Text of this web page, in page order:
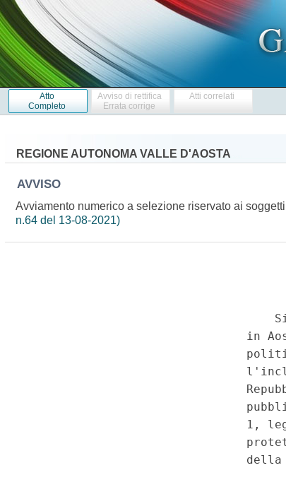
Atto
Completo
Avviso di rettifica
Errata corrige
Atti correlati
REGIONE AUTONOMA VALLE D'AOSTA
AVVISO
Avviamento numerico a selezione riservato ai
n.64 del 13-08-2021)